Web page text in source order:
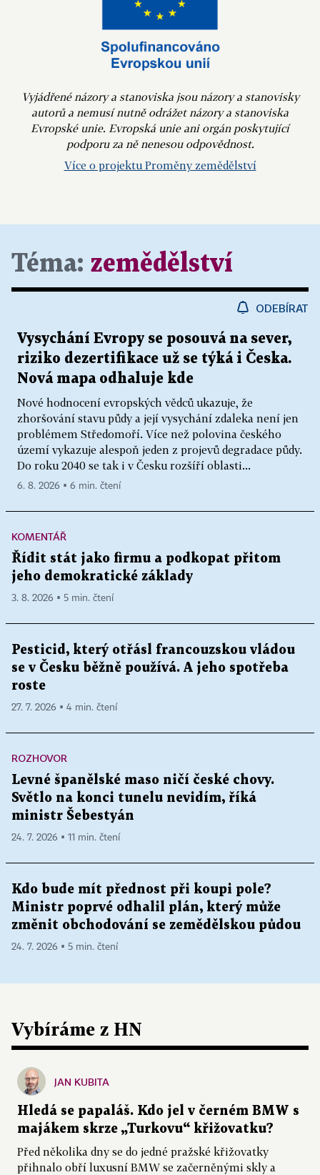
Vyjádřené názory a stanoviska jsou názory a stanovisky
autorů a nemusí nutně odrážet názory a stanoviska
Evropské unie. Evropská unie ani orgán poskytující
podporu za ně nenesou odpovědnost.
Více o projektu Proměny zemědělství
Téma: zemědělství
ODEBÍRAT
Vysychání Evropy se posouvá na sever,
riziko dezertifikace už se týká i Česka.
Nová mapa odhaluje kde
Nové hodnocení evropských vědců ukazuje, že
zhoršování stavu půdy a její vysychání zdaleka není jen
problémem Středomoří. Více než polovina českého
území vykazuje alespoň jeden z projevů degradace půdy.
Do roku 2040 se tak i v Česku rozšíří oblasti...
6. 8. 2026 ▪ 6 min. čtení
KOMENTÁŘ
Řídit stát jako firmu a podkopat přitom
jeho demokratické základy
3. 8. 2026 ▪ 5 min. čtení
Pesticid, který otřásl francouzskou vládou
se v Česku běžně používá. A jeho spotřeba
roste
27. 7. 2026 ▪ 4 min. čtení
ROZHOVOR
Levné španělské maso ničí české chovy.
Světlo na konci tunelu nevidím, říká
ministr Šebestyán
24. 7. 2026 ▪ 11 min. čtení
Kdo bude mít přednost při koupi pole?
Ministr poprvé odhalil plán, který může
změnit obchodování se zemědělskou půdou
24. 7. 2026 ▪ 5 min. čtení
Vybíráme z HN
JAN KUBITA
Hledá se papaláš. Kdo jel v černém BMW s
majákem skrze „Turkovu“ křižovatku?
Před několika dny se do jedné pražské křižovatky
přihnalo obří luxusní BMW se začerněnými skly a